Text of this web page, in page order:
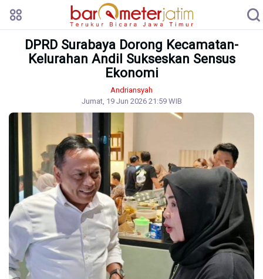
DPRD Surabaya Dorong Kecamatan-
Kelurahan Andil Sukseskan Sensus
Ekonomi
Andriansyah
Jumat, 19 Jun 2026 21:59 WIB